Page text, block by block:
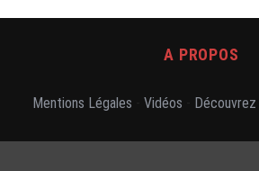
A PROPOS
Mentions Légales Vidéos